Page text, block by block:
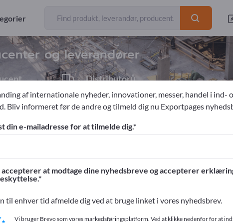
og leverandører
Distributorů
1
eksportører
Radiator-, ventilations-, klimateknik (RVK)
>> start her
dine produkter på Exportpages.
her
af internationale nyheder, innovationer, messer, handel i ind-
Bliv informeret før de andre og tilmeld dig nu Exportpages
din e-mailadresse for at tilmelde dig.
accepterer at modtage dine nyhedsbreve og accepterer
til enhver tid afmelde dig ved at bruge linket i vores nyhedsbrev.
Vi bruger Brevo som vores markedsføringsplatform. Ved at klikke nedenfor for at